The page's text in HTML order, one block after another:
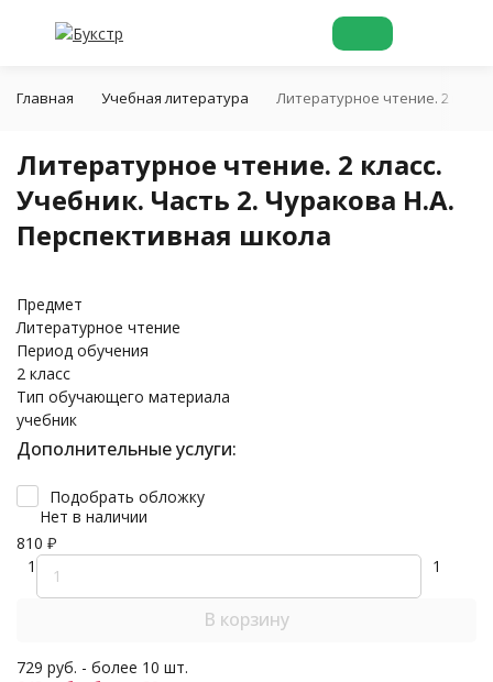
Главная Учебная литература Литературное чтение. 2
Литературное чтение. 2 класс.
Учебник. Часть 2. Чуракова Н.А.
Перспективная школа
Предмет
Литературное чтение
Период обучения
2 класс
Тип обучающего материала
учебник
Дополнительные услуги:
Подобрать обложку
Нет в наличии
810 ₽
1
1
В корзину
729 руб. - более 10 шт.